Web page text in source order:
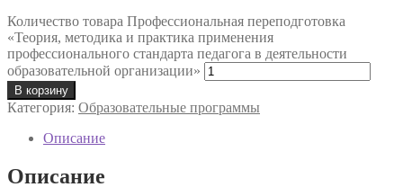
Количество товара Профессиональная переподготовка
«Теория, методика и практика применения
профессионального стандарта педагога в деятельности
образовательной организации»
В корзину
Категория: Образовательные программы
Описание
Описание